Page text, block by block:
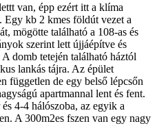
van, épp ezért itt a klíma
kb 2 kmes földút vezet a
mögötte található a 108-as és
szerint lett újjáépítve és
domb tetején található háztól
lankás tájra. Az épület
független de egy belső lépcsőn
apartmannal lent és fent.
4-4 hálószoba, az egyik a
A 300m2es fszen van egy nagy